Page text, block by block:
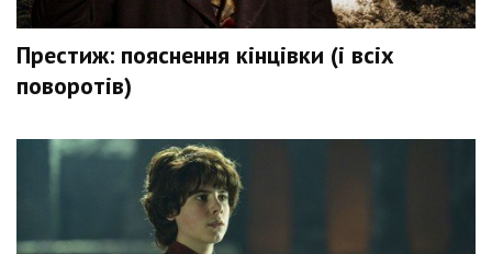
Престиж: пояснення кінцівки (і всіх
поворотів)